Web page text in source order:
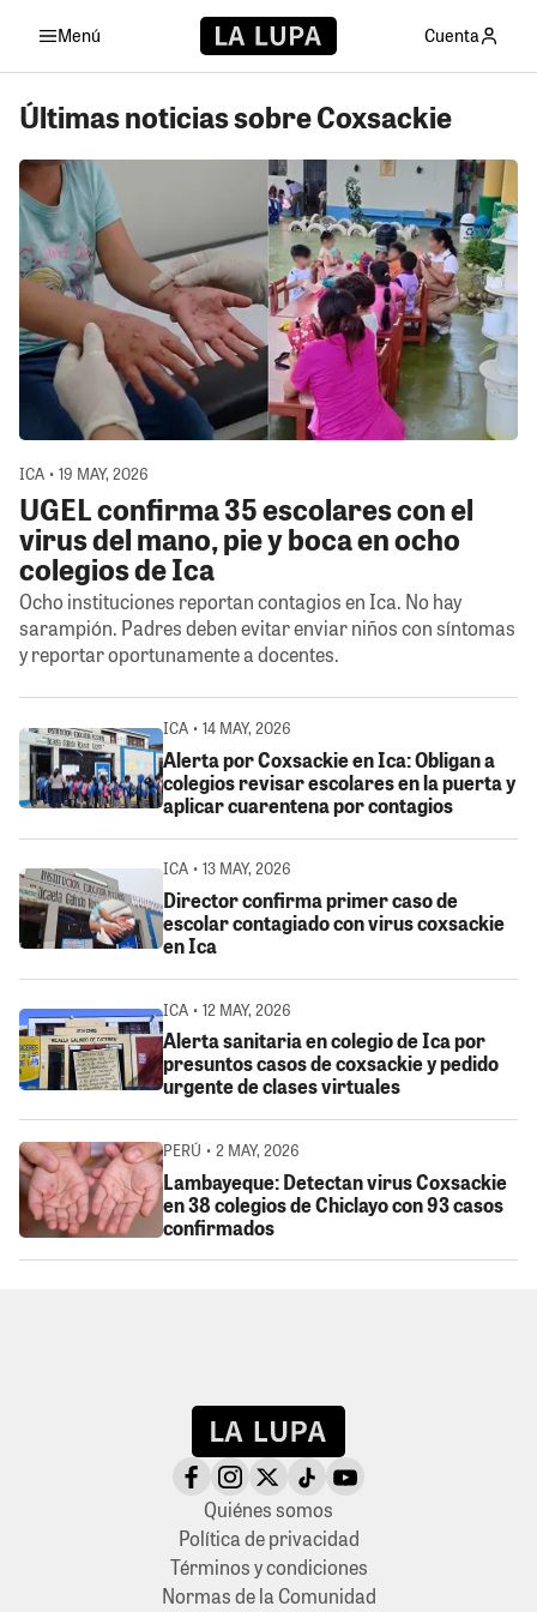
Menú Cuenta
Últimas noticias sobre Coxsackie
ICA • 19 MAY, 2026
UGEL confirma 35 escolares con el
virus del mano, pie y boca en ocho
colegios de Ica
Ocho instituciones reportan contagios en Ica. No hay
sarampión. Padres deben evitar enviar niños con síntomas
y reportar oportunamente a docentes.
ICA • 14 MAY, 2026
Alerta por Coxsackie en Ica: Obligan a
colegios revisar escolares en la puerta y
aplicar cuarentena por contagios
ICA • 13 MAY, 2026
Director confirma primer caso de
escolar contagiado con virus coxsackie
en Ica
ICA • 12 MAY, 2026
Alerta sanitaria en colegio de Ica por
presuntos casos de coxsackie y pedido
urgente de clases virtuales
PERÚ • 2 MAY, 2026
Lambayeque: Detectan virus Coxsackie
en 38 colegios de Chiclayo con 93 casos
confirmados
Quiénes somos
Política de privacidad
Términos y condiciones
Normas de la Comunidad